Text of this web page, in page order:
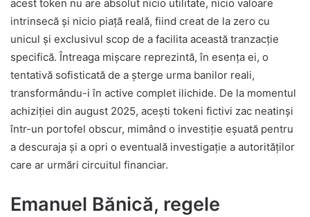
acest token nu are absolut nicio utilitate, nicio valoare
intrinsecă și nicio piață reală, fiind creat de la zero cu
unicul și exclusivul scop de a facilita această tranzacție
specifică. Întreaga mișcare reprezintă, în esența ei, o
tentativă sofisticată de a șterge urma banilor reali,
transformându-i în active complet ilichide. De la momentul
achiziției din august 2025, acești tokeni fictivi zac neatinși
într-un portofel obscur, mimând o investiție eșuată pentru
a descuraja și a opri o eventuală investigație a autorităților
care ar urmări circuitul financiar.
Emanuel Bănică, regele